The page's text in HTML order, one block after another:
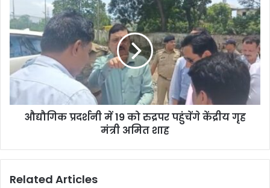
औद्यौगिक प्रदर्शनी में 19 को रुद्रपर पहुंचेंगे केंद्रीय गृह
मंत्री अमित शाह
Related Articles